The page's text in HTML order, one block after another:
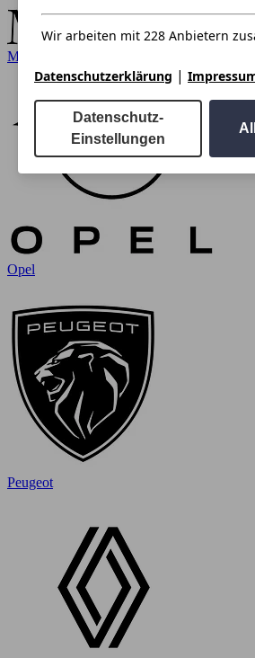
Mercedes-Benz
Opel
Peugeot
Wir arbeiten mit 228 Anbietern
Datenschutzerklärung |
Datenschutz-
Einstellungen